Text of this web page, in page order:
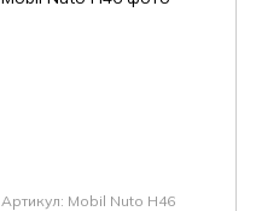
Артикул: Mobil Nuto H46